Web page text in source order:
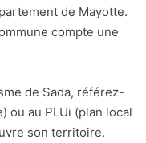
de Mayotte.
compte une
de Sada, référez-
ou au PLUi (plan local
son territoire.